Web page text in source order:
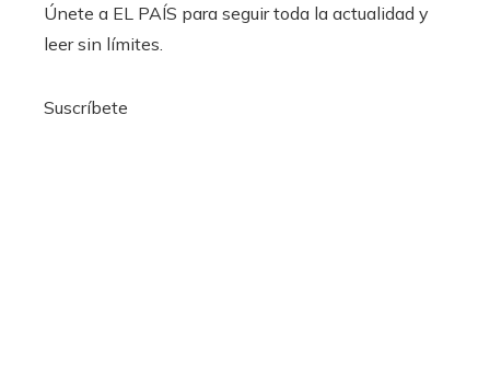
Únete a EL PAÍS para seguir toda la actualidad y
leer sin límites.
Suscríbete